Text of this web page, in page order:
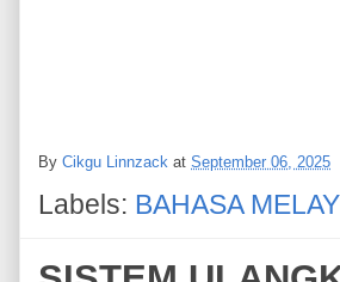
By Cikgu Linnzack at September 06, 2025
Labels: BAHASA